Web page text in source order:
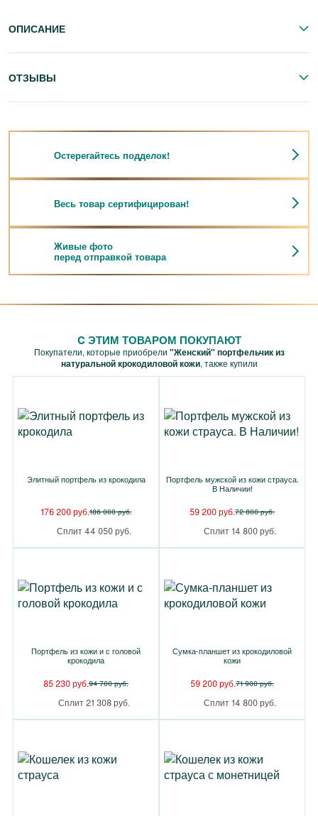
ОПИСАНИЕ
ОТЗЫВЫ
Остерегайтесь подделок!
Весь товар сертифицирован!
Живые фото
перед отправкой товара
C ЭТИМ ТОВАРОМ ПОКУПАЮТ
Покупатели, которые приобрели "Женский" портфельчик из
натуральной крокодиловой кожи, также купили
Элитный портфель из крокодила
176 200 руб.186 000 руб.
Сплит 44 050 руб.
Портфель мужской из кожи страуса.
В Наличии!
59 200 руб.72 800 руб.
Сплит 14 800 руб.
Портфель из кожи и с головой
крокодила
85 230 руб.94 700 руб.
Сплит 21 308 руб.
Сумка-планшет из крокодиловой
кожи
59 200 руб.71 900 руб.
Сплит 14 800 руб.